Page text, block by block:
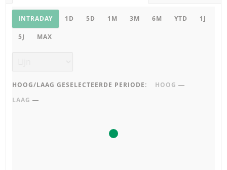
Grafiek onderliggende waarde
GRAFIEK INSTELLINGEN
INTRADAY
1D 5D 1M 3M 6M YTD 1J
5J MAX
HOOG/LAAG GESELECTEERDE PERIODE: HOOG ―
LAAG ―